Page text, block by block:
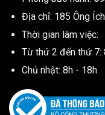
Địa chỉ: 185 Ông
Thời gian làm việc:
Từ thứ 2 đến thứ 7:
Chủ nhật: 8h - 18h